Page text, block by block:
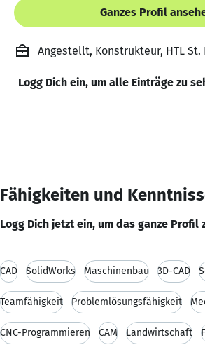
Ganzes Profil
Angestellt, Konstrukteur, HTL St.
Logg Dich ein, um alle Einträge zu
Fähigkeiten und
Logg Dich jetzt ein, um das ganze Profil
CAD SolidWorks Maschinenbau 3D-CAD
Teamfähigkeit Problemlösungsfähigkeit
CNC-Programmieren CAM Landwirtschaft